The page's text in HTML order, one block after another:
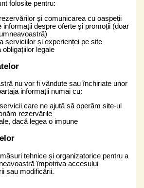
folosite pentru:
și comunicarea cu oaspeții
informații despre oferte și promoții (doar
serviciilor și experienței pe site
obligațiilor legale
nu vor fi vândute sau închiriate unor
informații numai cu:
care ne ajută să operăm site-ul
rezervările
dacă legea o impune
tehnice și organizatorice pentru a
împotriva accesului
sau modificării.